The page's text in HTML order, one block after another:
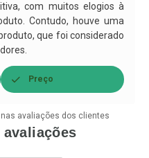
com muitos elogios à
Contudo, houve uma
que foi considerado
Preço
nas avaliações dos clientes
avaliações